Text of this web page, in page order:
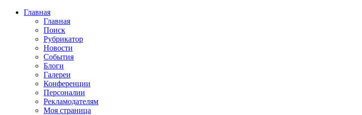
Skip to main content
Главная
Главная
Поиск
Рубрикатор
Новости
События
Блоги
Галереи
Конференции
Персоналии
Рекламодателям
Моя страница